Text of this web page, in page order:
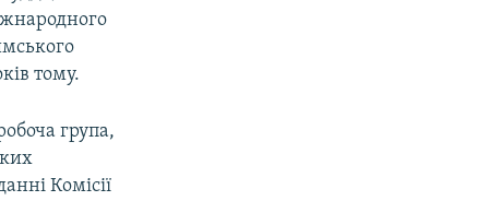
тому.
група,
Комісії